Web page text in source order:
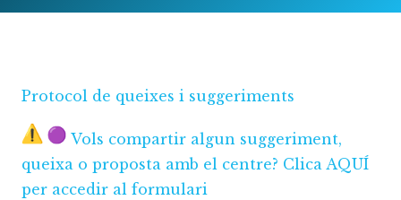
Protocol de queixes i suggeriments
Vols compartir algun suggeriment,
queixa o proposta amb el centre? Clica AQUÍ
per accedir al formulari